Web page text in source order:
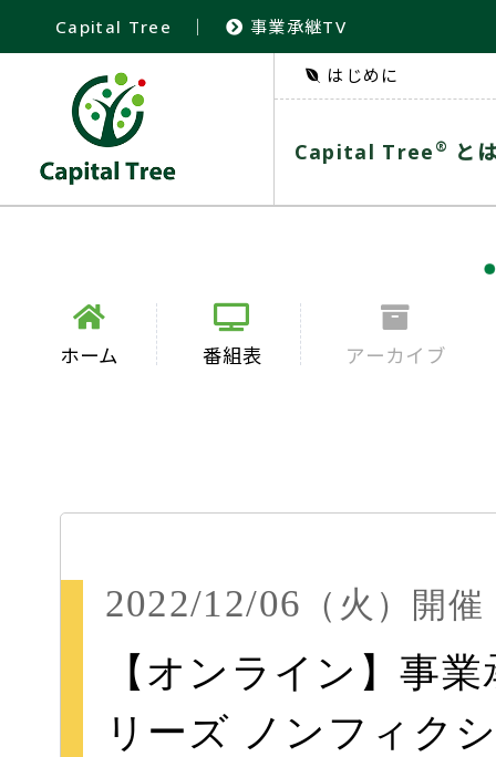
Capital Tree ｜ 事業承継TV
はじめに
Capital Tree ® と
ホーム 番組表 アーカイブ
2022/12/06 （火） 開催
【オンライン】事
リーズ ノンフィク